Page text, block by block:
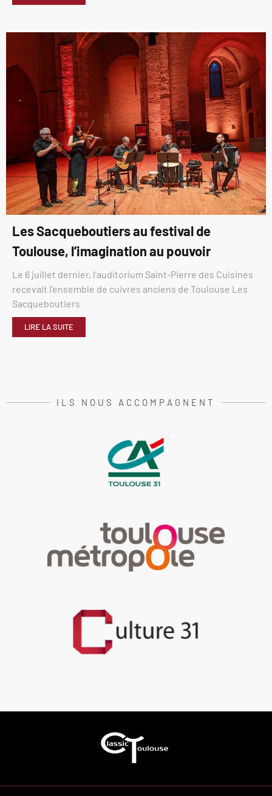
Les Sacqueboutiers au festival de
Toulouse, l’imagination au pouvoir
Le 6 juillet dernier, l’auditorium Saint-Pierre des Cuisines
recevait l’ensemble de cuivres anciens de Toulouse Les
Sacqueboutiers
LIRE LA SUITE
ILS NOUS ACCOMPAGNENT